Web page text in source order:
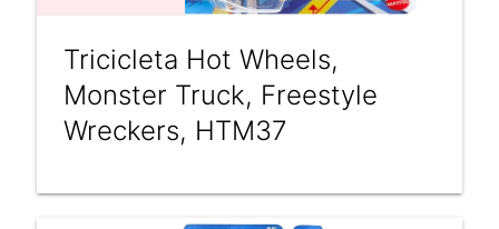
Tricicleta Hot Wheels,
Monster Truck, Freestyle
Wreckers, HTM37